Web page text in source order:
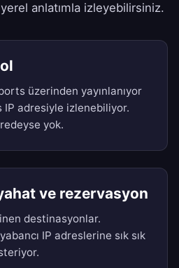
anlatımla izleyebilirsiniz.
üzerinden yayınlanıyor
IP adresiyle izlenebiliyor.
yok.
ve rezervasyon
destinasyonlar.
IP adreslerine sık sık